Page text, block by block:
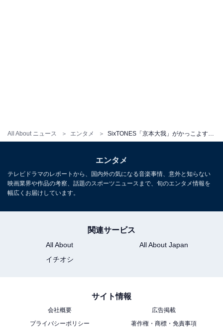
All About ニュース エンタメ
憧れの作家は人間じゃありませんでした (角川文庫)
次ページ
『憧れの作家は人間じゃありませ
んでした』の見どころはほかに
エンタメ
テレビドラマのレポートから、国内外の気になる音楽事情、意外と知らない
映画業界や作品の考察、話題のスポーツニュースまで、旬のエンタメ情報を
幅広くお届けしています。
関連サービス
All About
All About Japan
イチオシ
サイト情報
会社概要
広告掲載
プライバシーポリシー
著作権・商標・免責事項